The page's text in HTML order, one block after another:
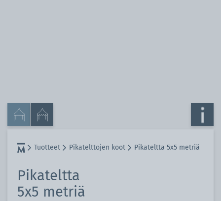
Tuotteet Pikatelttojen koot Pikateltta 5x5 metriä
Pikateltta
5x5 metriä